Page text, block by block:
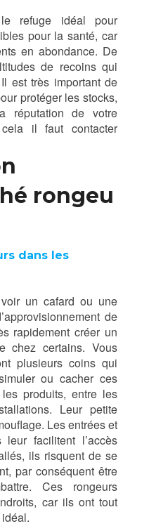
refuge idéal pour
pour la santé, car
en abondance. De
de recoins qui
est très important de
protéger les stocks,
réputation de votre
il faut contacter
rongeu
dans les
un cafard ou une
de
rapidement créer un
chez certains. Vous
plusieurs coins qui
ou cacher ces
produits, entre les
Leur petite
Les entrées et
facilitent l’accès
ils risquent de se
par conséquent être
Ces rongeurs
car ils ont tout